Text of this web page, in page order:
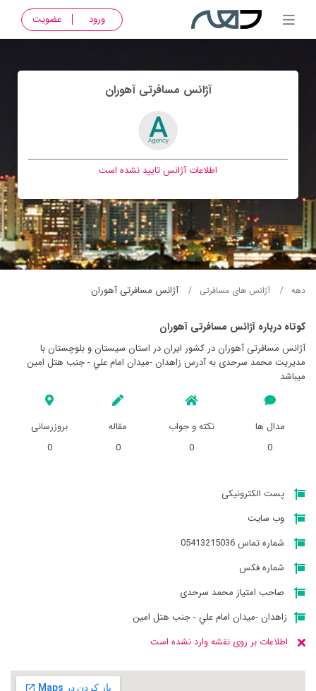
ورود عضویت
آژانس مسافرتی آهوران
اطلاعات آژانس تایید نشده است
دهه آژانس های مسافرتی آژانس مسافرتی آهوران
کوتاه درباره آژانس مسافرتی آهوران
آژانس مسافرتی آهوران در کشور ایران در استان سيستان و بلوچستان با
مدیریت محمد سرحدی به آدرس زاهدان -ميدان امام علي - جنب هتل امين
میباشد
مدال ها
0
نکته و جواب
0
مقاله
0
بروزرسانی
0
پست الکترونیکی
وب سایت
شماره تماس 05413215036
شماره فکس
صاحب امتیاز محمد سرحدی
زاهدان -ميدان امام علي - جنب هتل امين
اطلاعات بر روی نقشه وارد نشده است